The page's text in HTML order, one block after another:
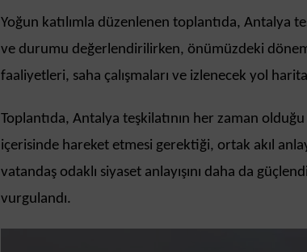
Yoğun katılımla düzenlenen toplantıda, Antalya
ve durumu değerlendirilirken, önümüzdeki
faaliyetleri, saha çalışmaları ve izlenecek yol
Toplantıda, Antalya teşkilatının her zaman
içerisinde hareket etmesi gerektiği, ortak akıl
vatandaş odaklı siyaset anlayışını daha da
vurgulandı.